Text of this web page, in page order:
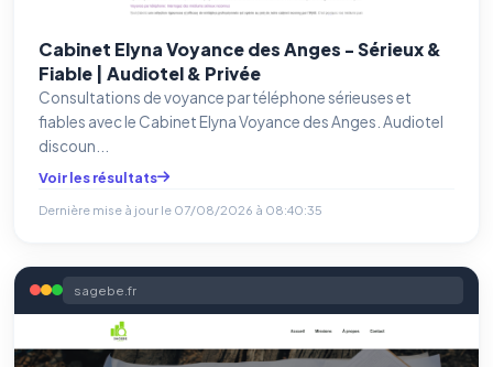
Cabinet Elyna Voyance des Anges - Sérieux &
Fiable | Audiotel & Privée
Consultations de voyance par téléphone sérieuses et
fiables avec le Cabinet Elyna Voyance des Anges. Audiotel
discoun...
Voir les résultats
Dernière mise à jour le 07/08/2026 à 08:40:35
sagebe.fr